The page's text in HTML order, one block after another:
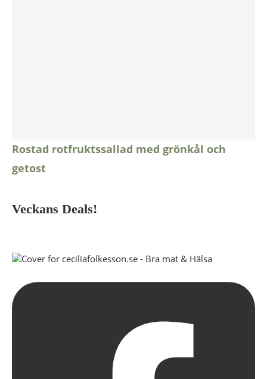
Rostad rotfruktssallad med grönkål och
getost
Veckans Deals!